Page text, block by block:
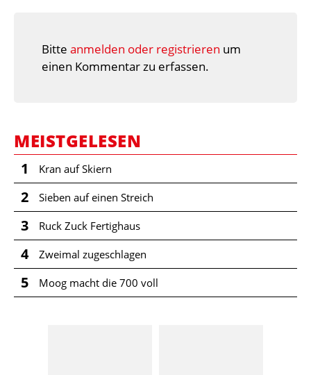
Bitte anmelden oder registrieren um
einen Kommentar zu erfassen.
MEISTGELESEN
1 Kran auf Skiern
2 Sieben auf einen Streich
3 Ruck Zuck Fertighaus
4 Zweimal zugeschlagen
5 Moog macht die 700 voll